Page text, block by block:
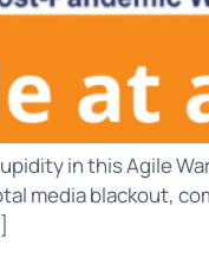
in this Agile
media blackout,